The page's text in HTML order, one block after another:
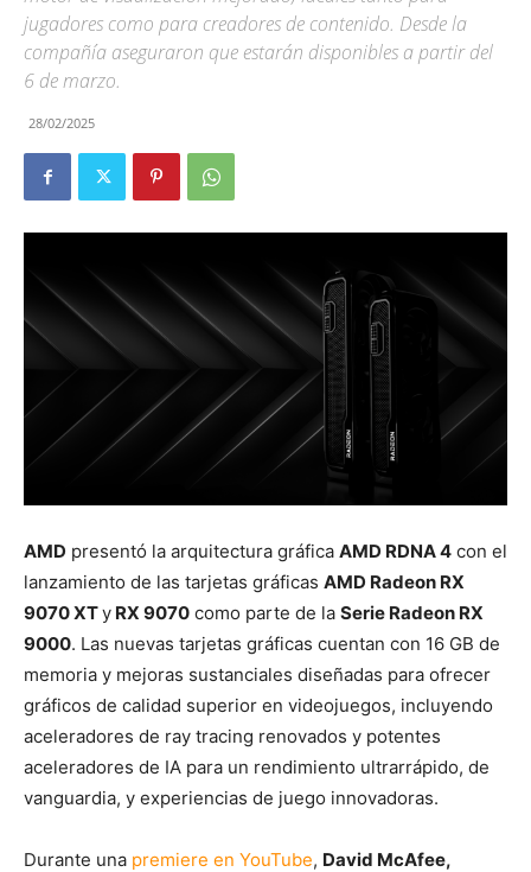
jugadores como para creadores de contenido. Desde la
compañía aseguraron que estarán disponibles a partir del
6 de marzo.
28/02/2025
AMD presentó la arquitectura gráfica AMD RDNA 4 con el
lanzamiento de las tarjetas gráficas AMD Radeon RX
9070 XTy RX 9070 como parte de la Serie Radeon RX
9000. Las nuevas tarjetas gráficas cuentan con 16 GB de
memoria y mejoras sustanciales diseñadas para ofrecer
gráficos de calidad superior en videojuegos, incluyendo
aceleradores de ray tracing renovados y potentes
aceleradores de IA para un rendimiento ultrarrápido, de
vanguardia, y experiencias de juego innovadoras.
Durante una premiere en YouTube, David McAfee,